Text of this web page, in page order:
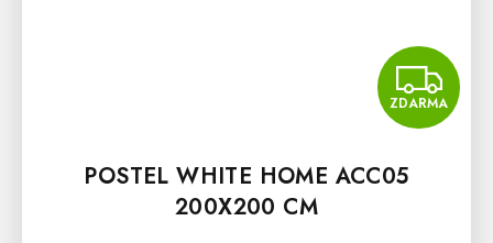
ZDARMA
POSTEL WHITE HOME ACC05
200X200 CM